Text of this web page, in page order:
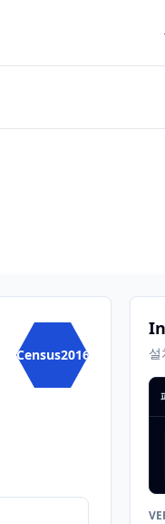
Census2016